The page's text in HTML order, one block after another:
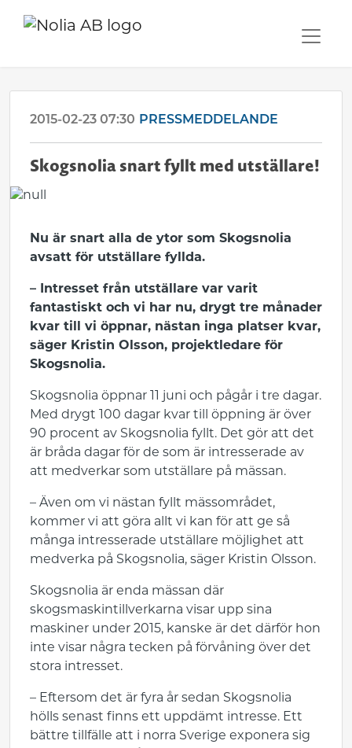
2015-02-23 07:30 PRESSMEDDELANDE
Skogsnolia snart fyllt med utställare!
Nu är snart alla de ytor som Skogsnolia
avsatt för utställare fyllda.
– Intresset från utställare var varit
fantastiskt och vi har nu, drygt tre månader
kvar till vi öppnar, nästan inga platser kvar,
säger Kristin Olsson, projektledare för
Skogsnolia.
Skogsnolia öppnar 11 juni och pågår i tre dagar.
Med drygt 100 dagar kvar till öppning är över
90 procent av Skogsnolia fyllt. Det gör att det
är bråda dagar för de som är intresserade av
att medverkar som utställare på mässan.
– Även om vi nästan fyllt mässområdet,
kommer vi att göra allt vi kan för att ge så
många intresserade utställare möjlighet att
medverka på Skogsnolia, säger Kristin Olsson.
Skogsnolia är enda mässan där
skogsmaskintillverkarna visar upp sina
maskiner under 2015, kanske är det därför hon
inte visar några tecken på förvåning över det
stora intresset.
– Eftersom det är fyra år sedan Skogsnolia
hölls senast finns ett uppdämt intresse. Ett
bättre tillfälle att i norra Sverige exponera sig